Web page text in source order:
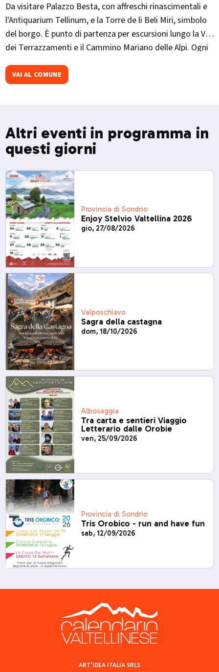
Da visitare Palazzo Besta, con affreschi rinascimentali e
l'Antiquarium Tellinum, e la Torre de li Beli Miri, simbolo
del borgo. È punto di partenza per escursioni lungo la Via
dei Terrazzamenti e il Cammino Mariano delle Alpi. Ogni
gastronomica con piatti della tradizione locale.​
VAI AL COMUNE
Altri eventi in programma in
questi giorni
Provincia di Sondrio
Enjoy Stelvio Valtellina 2026
gio, 27/08/2026
Valposchiavo
Sagra della castagna
dom, 18/10/2026
Albosaggia
Tra carta e sentieri Viaggio
Letterario dalle Orobie
ven, 25/09/2026
Provincia di Sondrio
Tris Orobico - run and have fun
sab, 12/09/2026
ART'IDEA ITALIA SRLS